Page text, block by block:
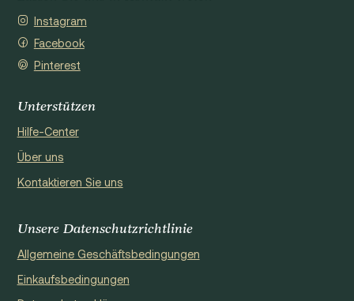
Instagram
Facebook
Pinterest
Unterstützen
Hilfe-Center
Über uns
Kontaktieren Sie uns
Unsere Datenschutzrichtlinie
Allgemeine Geschäftsbedingungen
Einkaufsbedingungen